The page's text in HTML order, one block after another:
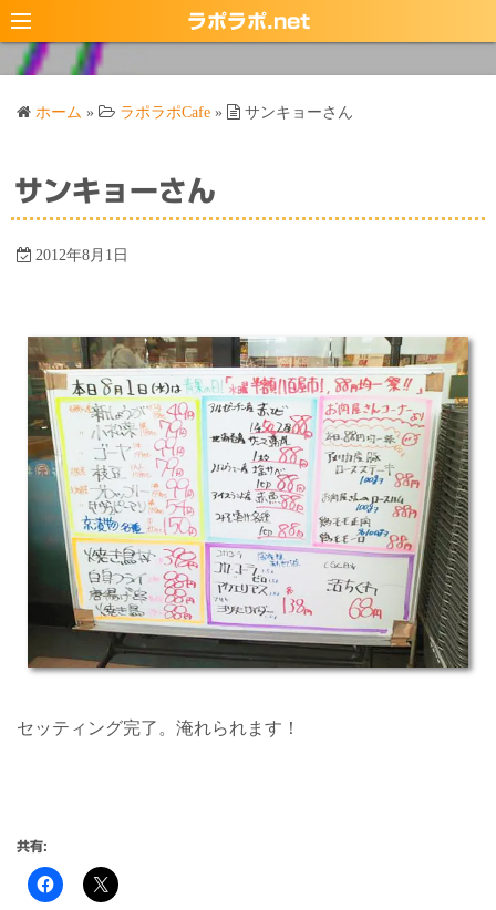
コ
ン
テ
ス
キ
ラポラポ.net
ホーム » ラポラポCafe » サンキョーさん
サンキョーさん
2012年8月1日
セッティング完了。淹れられます！
共有: